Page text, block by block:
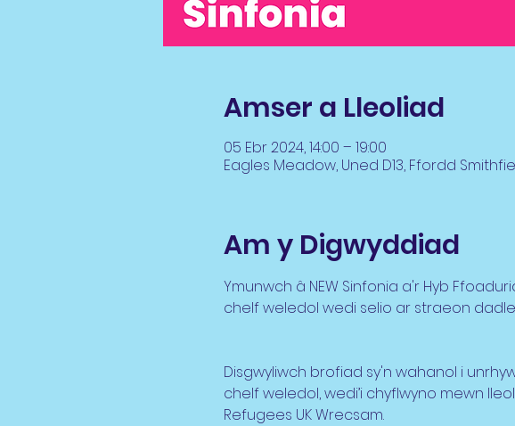
Amser a Lleoliad
05 Ebr 2024, 14:00 – 19:00
Eagles Meadow, Uned D13, Ffordd
Am y Digwyddiad
Ymunwch â NEW Sinfonia a'r Hyb
chelf weledol wedi selio ar straeon
Disgwyliwch brofiad sy'n wahanol i
chelf weledol, wedi’i chyflwyno mewn
Refugees UK Wrecsam.